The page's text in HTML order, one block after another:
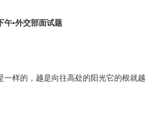
午•外交部面试题
一样的，越是向往高处的阳光它的根就